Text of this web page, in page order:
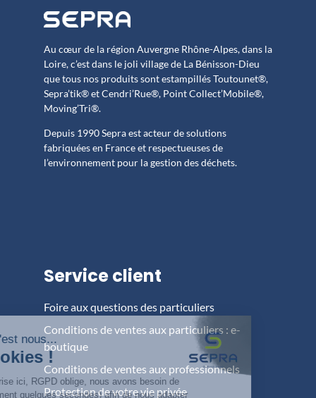
Au cœur de la région Auvergne Rhône-Alpes, dans la
Loire, c’est dans le joli village de La Bénisson-Dieu
que tous nos produits sont estampillés Toutounet®,
Sepra’tik® et Cendri’Rue®, Point Collect’Mobile®,
Moving’Tri®.
Depuis 1990 Sepra est acteur de solutions
fabriquées en France et respectueuses de
l’environnement pour la gestion des déchets.
Service client
Foire aux questions des particuliers
Conditions de ventes aux particuliers : e-
boutique
Conditions de ventes aux professionnels
Protection de votre vie privée